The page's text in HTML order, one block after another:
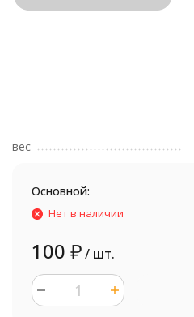
вес
Основной:
Нет в наличии
100 ₽/ шт.